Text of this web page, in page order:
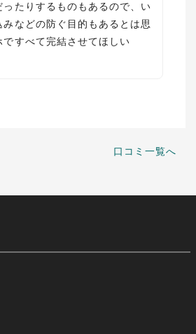
ったりするものもあるので、い
みなどの防ぐ目的もあるとは思
ですべて完結させてほしい
口コミ一覧へ